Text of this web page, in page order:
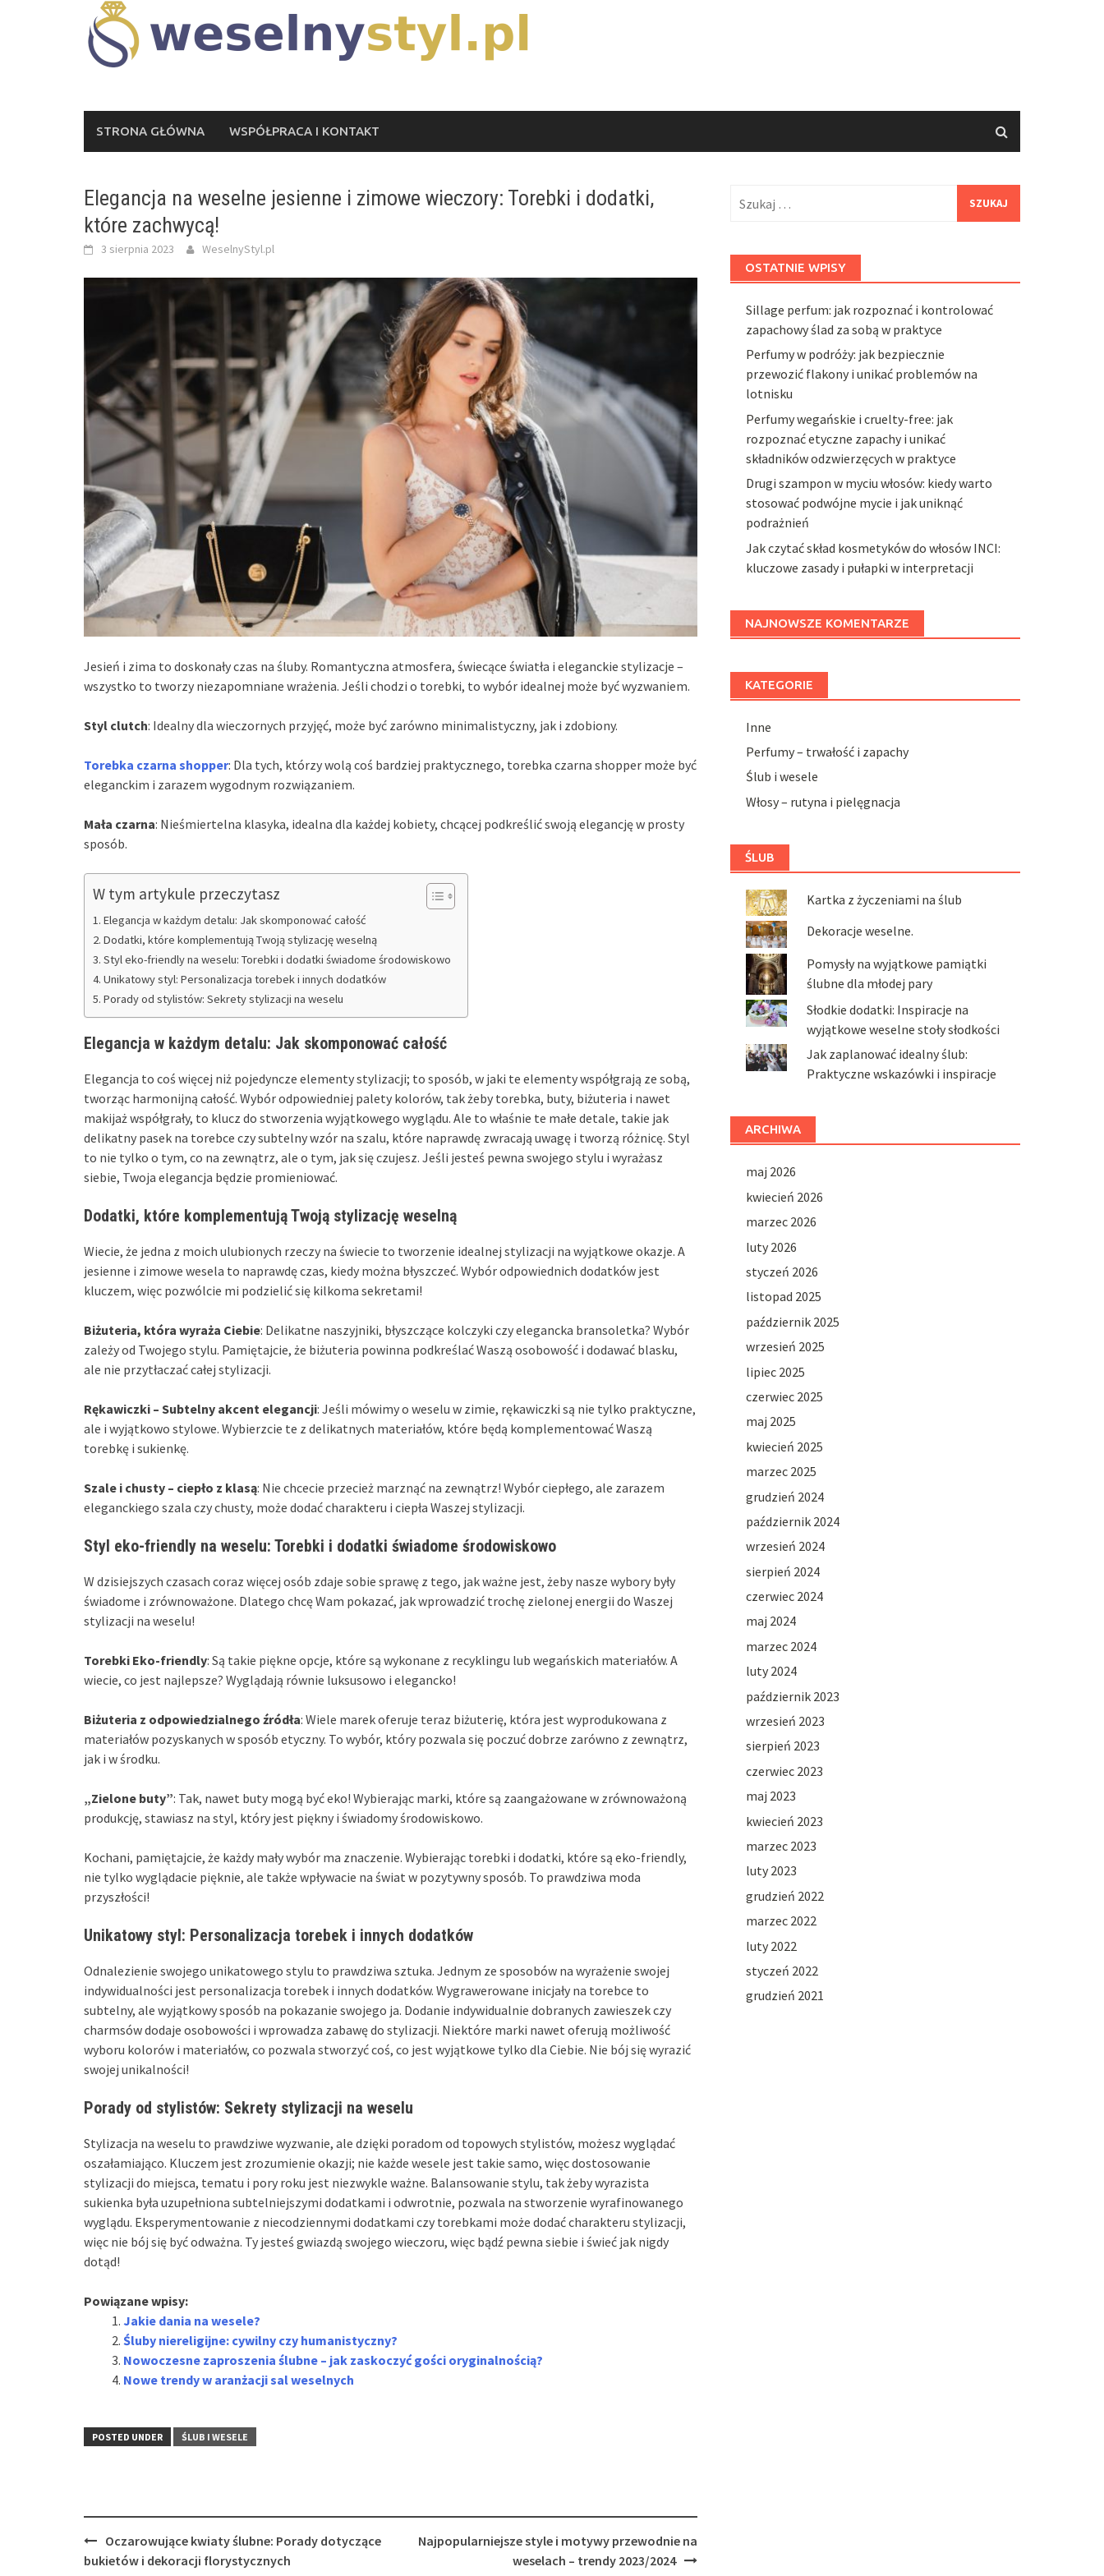
STRONA GŁÓWNA WSPÓŁPRACA I KONTAKT
Elegancja na weselne jesienne i zimowe wieczory: Torebki i dodatki,
które zachwycą!
3 sierpnia 2023 WeselnyStyl.pl
Jesień i zima to doskonały czas na śluby. Romantyczna atmosfera, świecące światła i eleganckie stylizacje –
wszystko to tworzy niezapomniane wrażenia. Jeśli chodzi o torebki, to wybór idealnej może być wyzwaniem.
Styl clutch: Idealny dla wieczornych przyjęć, może być zarówno minimalistyczny, jak i zdobiony.
Torebka czarna shopper: Dla tych, którzy wolą coś bardziej praktycznego, torebka czarna shopper może być
eleganckim i zarazem wygodnym rozwiązaniem.
Mała czarna: Nieśmiertelna klasyka, idealna dla każdej kobiety, chcącej podkreślić swoją elegancję w prosty
sposób.
W tym artykule przeczytasz
Elegancja w każdym detalu: Jak skomponować całość
Dodatki, które komplementują Twoją stylizację weselną
Styl eko-friendly na weselu: Torebki i dodatki świadome środowiskowo
Unikatowy styl: Personalizacja torebek i innych dodatków
Porady od stylistów: Sekrety stylizacji na weselu
Elegancja w każdym detalu: Jak skomponować całość
Elegancja to coś więcej niż pojedyncze elementy stylizacji; to sposób, w jaki te elementy współgrają ze sobą,
tworząc harmonijną całość. Wybór odpowiedniej palety kolorów, tak żeby torebka, buty, biżuteria i nawet
makijaż współgrały, to klucz do stworzenia wyjątkowego wyglądu. Ale to właśnie te małe detale, takie jak
delikatny pasek na torebce czy subtelny wzór na szalu, które naprawdę zwracają uwagę i tworzą różnicę. Styl
to nie tylko o tym, co na zewnątrz, ale o tym, jak się czujesz. Jeśli jesteś pewna swojego stylu i wyrażasz
siebie, Twoja elegancja będzie promieniować.
Dodatki, które komplementują Twoją stylizację weselną
Wiecie, że jedna z moich ulubionych rzeczy na świecie to tworzenie idealnej stylizacji na wyjątkowe okazje. A
jesienne i zimowe wesela to naprawdę czas, kiedy można błyszczeć. Wybór odpowiednich dodatków jest
kluczem, więc pozwólcie mi podzielić się kilkoma sekretami!
Biżuteria, która wyraża Ciebie: Delikatne naszyjniki, błyszczące kolczyki czy elegancka bransoletka? Wybór
zależy od Twojego stylu. Pamiętajcie, że biżuteria powinna podkreślać Waszą osobowość i dodawać blasku,
ale nie przytłaczać całej stylizacji.
Rękawiczki – Subtelny akcent elegancji: Jeśli mówimy o weselu w zimie, rękawiczki są nie tylko praktyczne,
ale i wyjątkowo stylowe. Wybierzcie te z delikatnych materiałów, które będą komplementować Waszą
torebkę i sukienkę.
Szale i chusty – ciepło z klasą: Nie chcecie przecież marznąć na zewnątrz! Wybór ciepłego, ale zarazem
eleganckiego szala czy chusty, może dodać charakteru i ciepła Waszej stylizacji.
Styl eko-friendly na weselu: Torebki i dodatki świadome środowiskowo
W dzisiejszych czasach coraz więcej osób zdaje sobie sprawę z tego, jak ważne jest, żeby nasze wybory były
świadome i zrównoważone. Dlatego chcę Wam pokazać, jak wprowadzić trochę zielonej energii do Waszej
stylizacji na weselu!
Torebki Eko-friendly: Są takie piękne opcje, które są wykonane z recyklingu lub wegańskich materiałów. A
wiecie, co jest najlepsze? Wyglądają równie luksusowo i elegancko!
Biżuteria z odpowiedzialnego źródła: Wiele marek oferuje teraz biżuterię, która jest wyprodukowana z
materiałów pozyskanych w sposób etyczny. To wybór, który pozwala się poczuć dobrze zarówno z zewnątrz,
jak i w środku.
„Zielone buty”: Tak, nawet buty mogą być eko! Wybierając marki, które są zaangażowane w zrównoważoną
produkcję, stawiasz na styl, który jest piękny i świadomy środowiskowo.
Kochani, pamiętajcie, że każdy mały wybór ma znaczenie. Wybierając torebki i dodatki, które są eko-friendly,
nie tylko wyglądacie pięknie, ale także wpływacie na świat w pozytywny sposób. To prawdziwa moda
przyszłości!
Unikatowy styl: Personalizacja torebek i innych dodatków
Odnalezienie swojego unikatowego stylu to prawdziwa sztuka. Jednym ze sposobów na wyrażenie swojej
indywidualności jest personalizacja torebek i innych dodatków. Wygrawerowane inicjały na torebce to
subtelny, ale wyjątkowy sposób na pokazanie swojego ja. Dodanie indywidualnie dobranych zawieszek czy
charmsów dodaje osobowości i wprowadza zabawę do stylizacji. Niektóre marki nawet oferują możliwość
wyboru kolorów i materiałów, co pozwala stworzyć coś, co jest wyjątkowe tylko dla Ciebie. Nie bój się wyrazić
swojej unikalności!
Porady od stylistów: Sekrety stylizacji na weselu
Stylizacja na weselu to prawdziwe wyzwanie, ale dzięki poradom od topowych stylistów, możesz wyglądać
oszałamiająco. Kluczem jest zrozumienie okazji; nie każde wesele jest takie samo, więc dostosowanie
stylizacji do miejsca, tematu i pory roku jest niezwykle ważne. Balansowanie stylu, tak żeby wyrazista
sukienka była uzupełniona subtelniejszymi dodatkami i odwrotnie, pozwala na stworzenie wyrafinowanego
wyglądu. Eksperymentowanie z niecodziennymi dodatkami czy torebkami może dodać charakteru stylizacji,
więc nie bój się być odważna. Ty jesteś gwiazdą swojego wieczoru, więc bądź pewna siebie i świeć jak nigdy
dotąd!
Powiązane wpisy:
Jakie dania na wesele?
Śluby niereligijne: cywilny czy humanistyczny?
Nowoczesne zaproszenia ślubne – jak zaskoczyć gości oryginalnością?
Nowe trendy w aranżacji sal weselnych
POSTED UNDER ŚLUB I WESELE
Post
navigation
Oczarowujące kwiaty ślubne: Porady dotyczące
bukietów i dekoracji florystycznych
Najpopularniejsze style i motywy przewodnie na
weselach – trendy 2023/2024
OSTATNIE WPISY
Sillage perfum: jak rozpoznać i kontrolować
zapachowy ślad za sobą w praktyce
Perfumy w podróży: jak bezpiecznie
przewozić flakony i unikać problemów na
lotnisku
Perfumy wegańskie i cruelty-free: jak
rozpoznać etyczne zapachy i unikać
składników odzwierzęcych w praktyce
Drugi szampon w myciu włosów: kiedy warto
stosować podwójne mycie i jak uniknąć
podrażnień
Jak czytać skład kosmetyków do włosów INCI:
kluczowe zasady i pułapki w interpretacji
NAJNOWSZE KOMENTARZE
KATEGORIE
Inne
Perfumy – trwałość i zapachy
Ślub i wesele
Włosy – rutyna i pielęgnacja
ŚLUB
Kartka z życzeniami na ślub
Dekoracje weselne.
Pomysły na wyjątkowe pamiątki
ślubne dla młodej pary
Słodkie dodatki: Inspiracje na
wyjątkowe weselne stoły słodkości
Jak zaplanować idealny ślub:
Praktyczne wskazówki i inspiracje
ARCHIWA
maj 2026
kwiecień 2026
marzec 2026
luty 2026
styczeń 2026
listopad 2025
październik 2025
wrzesień 2025
lipiec 2025
czerwiec 2025
maj 2025
kwiecień 2025
marzec 2025
grudzień 2024
październik 2024
wrzesień 2024
sierpień 2024
czerwiec 2024
maj 2024
marzec 2024
luty 2024
październik 2023
wrzesień 2023
sierpień 2023
czerwiec 2023
maj 2023
kwiecień 2023
marzec 2023
luty 2023
grudzień 2022
marzec 2022
luty 2022
styczeń 2022
grudzień 2021